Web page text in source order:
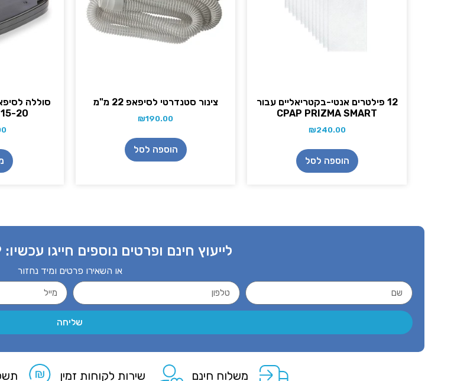
12 פילטרים אנטי-בקטריאליים עבור
CPAP PRIZMA SMART
₪240.00
הוספה לסל
צינור סטנדרטי לסיפאפ 22 מ"מ
₪190.00
הוספה לסל
15-20 שעות ברציפות
לייעוץ חינם ופרטים נוספים חייגו עכשיו:
או השאירו פרטים ומיד נחזור
שליחה
משלוח חינם שירות לקוחות זמין